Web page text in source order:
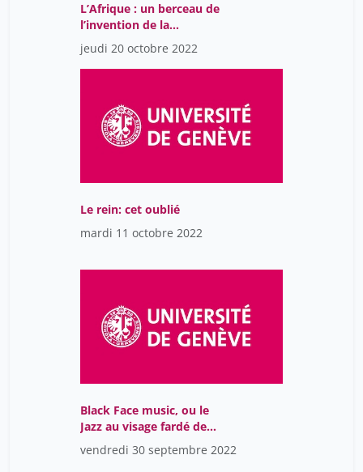
L’Afrique : un berceau de
l’invention de la
céramique il y a plus de
10’000 ans
jeudi 20 octobre 2022
Le rein: cet oublié
mardi 11 octobre 2022
Black Face music, ou le
Jazz au visage fardé de
vendredi 30 septembre 2022